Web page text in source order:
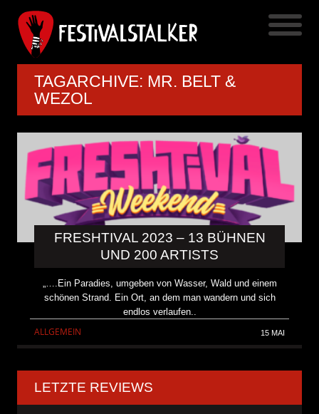
TAGARCHIVE: MR. BELT &
WEZOL
FRESHTIVAL 2023 – 13 BÜHNEN
UND 200 ARTISTS
„….Ein Paradies, umgeben von Wasser, Wald und einem
schönen Strand. Ein Ort, an dem man wandern und sich
endlos verlaufen..
ALLGEMEIN 15 MAI
LETZTE REVIEWS